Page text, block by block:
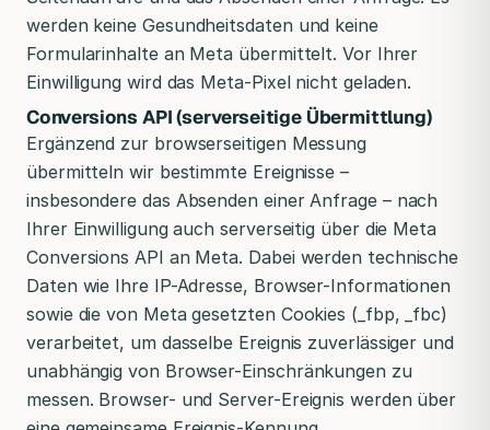
werden keine Gesundheitsdaten und keine
Formularinhalte an Meta übermittelt. Vor Ihrer
Einwilligung wird das Meta-Pixel nicht geladen.
Conversions API (serverseitige Übermittlung)
Ergänzend zur browserseitigen Messung
übermitteln wir bestimmte Ereignisse –
insbesondere das Absenden einer Anfrage – nach
Ihrer Einwilligung auch serverseitig über die Meta
Conversions API an Meta. Dabei werden technische
Daten wie Ihre IP-Adresse, Browser-Informationen
sowie die von Meta gesetzten Cookies (_fbp, _fbc)
verarbeitet, um dasselbe Ereignis zuverlässiger und
unabhängig von Browser-Einschränkungen zu
messen. Browser- und Server-Ereignis werden über